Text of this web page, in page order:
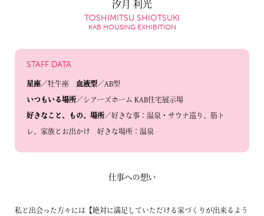
汐月 利光
TOSHIMITSU SHIOTSUKI
KAB HOUSING EXHIBITION
STAFF DATA
星座／牡牛座 血液型／AB型
いつもいる場所／シアーズホーム KAB住宅展示場
好きなこと、もの、場所／好きな事：温泉・サウナ巡り、筋ト
レ、家族とお出かけ 好きな場所：温泉
仕事への想い
私と出会った方々には【絶対に満足していただける家づくりが出来るよう